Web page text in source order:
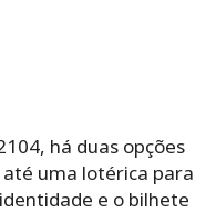
há duas opções
uma lotérica para
e o bilhete